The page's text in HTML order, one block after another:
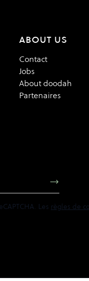
ABOUT US
Contact
Jobs
About doodah
Partenaires
Les règles de